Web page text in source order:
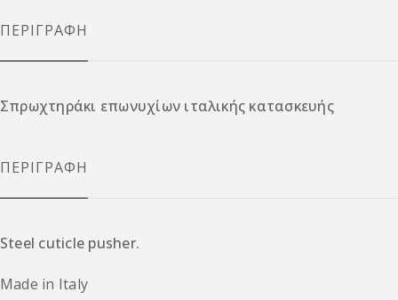
ΠΕΡΙΓΡΑΦΉ
Σπρωχτηράκι επωνυχίων ιταλικής κατασκευής
ΠΕΡΙΓΡΑΦΉ
Steel cuticle pusher.
Made in Italy